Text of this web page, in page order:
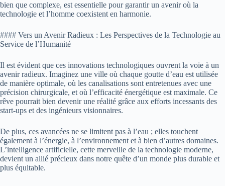
bien que complexe, est essentielle pour garantir un avenir où la
technologie et l’homme coexistent en harmonie.
#### Vers un Avenir Radieux : Les Perspectives de la Technologie au
Service de l’Humanité
Il est évident que ces innovations technologiques ouvrent la voie à un
avenir radieux. Imaginez une ville où chaque goutte d’eau est utilisée
de manière optimale, où les canalisations sont entretenues avec une
précision chirurgicale, et où l’efficacité énergétique est maximale. Ce
rêve pourrait bien devenir une réalité grâce aux efforts incessants des
start-ups et des ingénieurs visionnaires.
De plus, ces avancées ne se limitent pas à l’eau ; elles touchent
également à l’énergie, à l’environnement et à bien d’autres domaines.
L’intelligence artificielle, cette merveille de la technologie moderne,
devient un allié précieux dans notre quête d’un monde plus durable et
plus équitable.